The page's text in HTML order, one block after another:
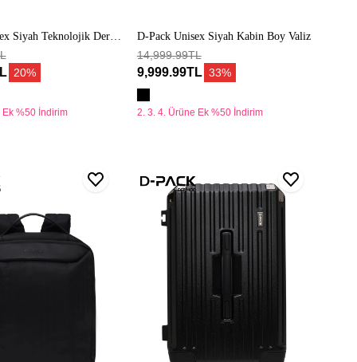
Siyah Teknolojik Deri
20%
%50 İndirim
D-Pack Unisex Siyah Kabin Boy Valiz
14,999.99TL
9,999.99TL 33%
2. 3. 4. Ürüne Ek %50 İndirim
Pack
Unisex
Siyah